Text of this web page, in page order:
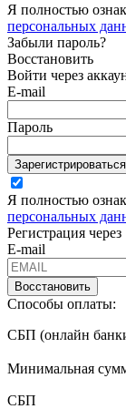
Я полностью
персональных
Забыли пароль?
Восстановить
Войти через
E-mail
Пароль
Зарегистрироваться
Я полностью
персональных
Регистрация через
E-mail
Восстановить
Способы оплаты:
СБП (онлайн
Минимальная
СБП